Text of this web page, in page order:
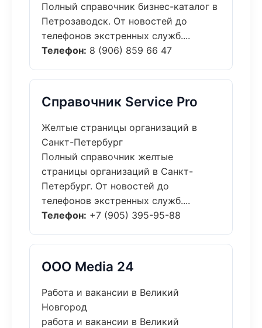
Полный справочник бизнес-каталог в
Петрозаводск. От новостей до
телефонов экстренных служб....
Телефон: 8 (906) 859 66 47
Справочник Service Pro
Желтые страницы организаций в
Санкт-Петербург
Полный справочник желтые
страницы организаций в Санкт-
Петербург. От новостей до
телефонов экстренных служб....
Телефон: +7 (905) 395-95-88
ООО Media 24
Работа и вакансии в Великий
Новгород
работа и вакансии в Великий